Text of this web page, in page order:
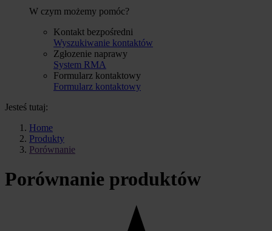
W czym możemy pomóc?
Kontakt bezpośredni
Wyszukiwanie kontaktów
Zgłozenie naprawy
System RMA
Formularz kontaktowy
Formularz kontaktowy
Jesteś tutaj:
Home
Produkty
Porównanie
Porównanie produktów